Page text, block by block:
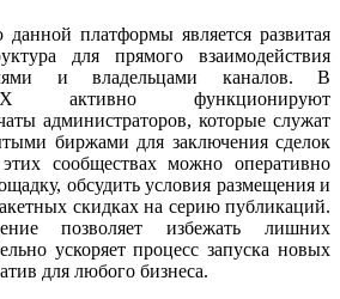
платформы является развитая
для прямого взаимодействия
и владельцами каналов. В
активно функционируют
администраторов, которые служат
биржами для заключения сделок
сообществах можно оперативно
обсудить условия размещения и
скидках на серию публикаций.
позволяет избежать лишних
ускоряет процесс запуска новых
для любого бизнеса.